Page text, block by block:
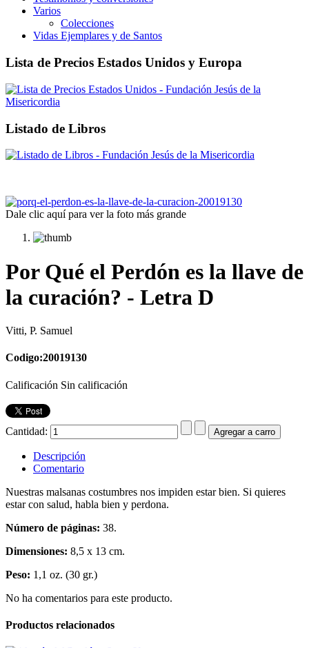
Varios
Colecciones
Vidas Ejemplares y de Santos
Lista de Precios Estados Unidos y Europa
Listado de Libros
Dale clic aquí para ver la foto más grande
Por Qué el Perdón es la llave de
la curación? - Letra D
Vitti, P. Samuel
Codigo:20019130
Calificación Sin calificación
Cantidad:
Descripción
Comentario
Nuestras malsanas costumbres nos impiden estar bien. Si quieres
estar con salud, habla bien y perdona.
Número de páginas: 38.
Dimensiones: 8,5 x 13 cm.
Peso: 1,1 oz. (30 gr.)
No ha comentarios para este producto.
Productos relacionados